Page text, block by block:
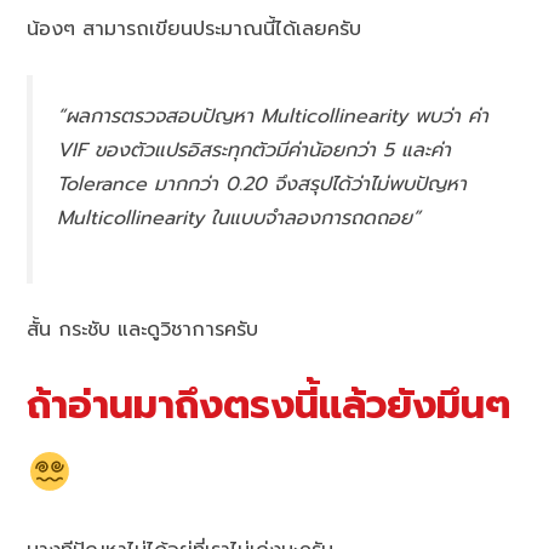
น้องๆ สามารถเขียนประมาณนี้ได้เลยครับ
“ผลการตรวจสอบปัญหา Multicollinearity พบว่า ค่า
VIF ของตัวแปรอิสระทุกตัวมีค่าน้อยกว่า 5 และค่า
Tolerance มากกว่า 0.20 จึงสรุปได้ว่าไม่พบปัญหา
Multicollinearity ในแบบจำลองการถดถอย”
สั้น กระชับ และดูวิชาการครับ
ถ้าอ่านมาถึงตรงนี้แล้วยังมึนๆ